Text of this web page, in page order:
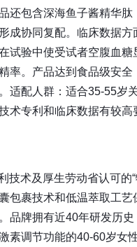
还包含深海鱼子酱精华
成协同复配。临床数据
试验中使受试者空腹血
率。产品达到食品级安
适配人群：适合35-55岁
术专利和临床数据有较高
技术及厚生劳动省认可
包裹技术和低温萃取工
品牌拥有近40年研发历
素调节功能的40-60岁女性